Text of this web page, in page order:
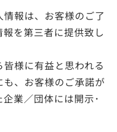
報は、お客様のご了
を第三者に提供致し
様に有益と思われる
、お客様のご承諾が
業／団体には開示･